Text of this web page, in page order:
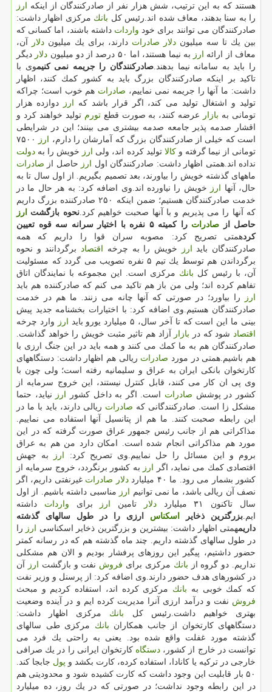
هستند كه به این ترتیب، شش هزار نفر از صادركنندگان از اینكه ارز
را به سنا بدهند، معاف شده اند.رئیس كل بانك مركزی اظهار داشت:
صادركنندگان می توانند برای خود واردات داشته باشند، اما كسانی كه
بین یك تا سه میلیون دلار صادرات دارند، برای یك میلیون دلار
آن،
معاف از ارائه ارز به نیما هستند، اما ۵۰ درصد از دو میلیون دلار دیگر
را باید به سامانه نیما بدهند. صادركنندگان را جریمه نمی كنیموی با
تاكید بر اینكه صادركنندگان بزرگ باید به كشور كمك كنند، اظهار
داشت: ما آنها را جریمه نمی نماییم، صادرات هم خوب است؛ چراكه
تولید و اشتغال تولید می كند، اگر قرار باشد كه ارز
دوازده هزار
تومانی به بازار عرضه كنند، به صورت قطعتورم تولید خواهند كرد و
اقشار صدمه پذیر جامعه صدمه بیشتری می بینند؛ این در شرایطی
است كه خیلی از صادركنندگان بزرگ كه آمارشان را دارم، ارز
۷۵۰۰
تومانی از نیما گرفته وكالا تولید كرده اند، ولی ارز خویش را به دولت
نداده اند.همتی اظهار داشت: صادركنندگان اول ارز حاصل از صادرات
ماههای گذشته خویش را بیاورند، بعد تصمیم بگیریم. از اول سال تا به
حال، آنها ارز
خویش را نیاورده اند.وی اضافه كرد: به هر حال ما در
خدمت صادركنندگان هستیم؛ ضمن اینكه ۲۵۰ صادركننده بزرگ داریم
كه آنها را می پذیریم و با آنها صحبت خواهیم كرد.نحوه بازگشت
ارز
حاصل از صادرات
را كمیته ۵ نفره با اختیار سرانه سه قوه تعیین
كردهمتی تصریح كرد: مصوبه سران قوا را داریم كه همه
صادركنندگان باید ارز خویش را به چرخه اقتصاد
برگردانند و نحوه
برگرداندن هم توسط یك تیم ۵ نفره تصویب می گردد كه مسئولیت
آن، با رئیس كل بانك مركزی است. این مجموعه با نمایندگان اتاق
تفاهم كرده اند؛ ولی من باز هم تاكید می كنم كه صادركننده هم باید
ارز
را بیاورد؛ در صورتی كه آنها چانه می زنند. ما هم در خدمت
صادركنندگان هستیم.وی اضافه كرد: با اختیارات بخشنامه جدید پیش
بینی ما این است كه تا آخر سال، ۵ میلیارد یورو باید
ارز
وارد چرخه
اقتصاد شود كه در بازار آزاد هم تاثیر مثبت خویش را خواهد گذاشت.
صادركنندگان هم به ما كمك می كنند و همه باید در این جنگ ارزی با
هم باشیم.همتی در مورد صادرات ریالی هم اظهار داشت: دستگاههای
كارتخوان بانكی ایران به عراق و سلیمانیه رفته است؛ ولی چون با
وی پی ان كار می كنند، قابل كنترل نیستند، این خروج سرمایه از
كشور در پوشش صادرات است. اگر به داخل كشور ارز
نیاید، حتما
مشكل زا است. صادركنندگانی كه صادرات ریالی دارند، باید با ما در
این رابطه صحبت كنند. ما هم از پتانسیل آنها استفاده می نماییم.
مذاكراتی هم از جانب رئیس جمهور عراق صورت گرفته كه در این
مورد هم مذاكراتی انجام شده است. امكان دارد من هم به عراق
بروم و این مسائل را حل نماییم.وی تصریح كرد: ارز
به جهش
اقتصادی كمك می نماید، اگر ارز به كشور برنگردد، خروج سرمایه از
كشور بشمار می رود. ما ۴۰ میلیارد
دلار صادرات غیرنفتی داریم، اگر
نصف آن ریالی باشد، ما نمی توانیم ارز مناسبی داشته باشیم. از اول
سال تاكنون ۳۱ میلیارد
دلار تامین ارز برای واردات داشته
ایم. بزرگترین ذخایر اسكناس ارزی را در طول سالهای گذشته
داریمهمتی اظهار داشت: بیشترین و بزرگترین ذخایر اسكناسی ارز را
در طول سالهای گذشته داریم. چند ماه گذشته هم كه در رسانه كمتر
حضور داشتیم، پیگیر این روزهای پرفشار بودیم و الان هم مشكلی
نداریم. دو گروه از بانك مركزی برای فروش نفت و بازگشت ارز
آن
در كشورهای هدف حضور دارند.وی اضافه كرد: از پرسنل و وزیر نفت
كه كمك خوبی به بانك مركزی كرده اند، استفاده كردیم و مبحث
فروش نفت و درآمد ارزی آنرا مدیریت كرده ایم و در آینده وضعیت
بهتری خواهیم داشت.رئیس كل بانك مركزی اظهار داشت:
دستگاههای كارتخوان از جانب همكاران بانك مركزی طی سالهای
گذشته مورد غفلت واقع شده بود. یعنی به راحتی یك فرد می
توانست در خارج از كشور، دستگاه كارتخوان ایرانی را در یك صرافی
خارجی در تركیه یا كانادا، استفاده كرده، كارت بكشد و پول جابجا كند.
۵۰ بار قابلیت این وجود داشت كه كارت كشیده شود و محدودیتی هم
در این رابطه وجود نداشت؛ در صورتی كه در یك روز، ده میلیارد